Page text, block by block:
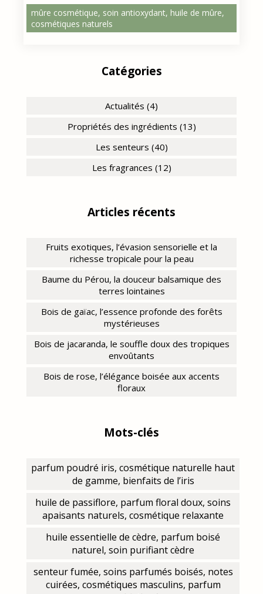
mûre cosmétique, soin antioxydant, huile de mûre,
cosmétiques naturels
Catégories
Actualités (4)
Propriétés des ingrédients (13)
Les senteurs (40)
Les fragrances (12)
Articles récents
Fruits exotiques, l’évasion sensorielle et la
richesse tropicale pour la peau
Baume du Pérou, la douceur balsamique des
terres lointaines
Bois de gaïac, l’essence profonde des forêts
mystérieuses
Bois de jacaranda, le souffle doux des tropiques
envoûtants
Bois de rose, l’élégance boisée aux accents
floraux
Mots-clés
parfum poudré iris, cosmétique naturelle haut
de gamme, bienfaits de l’iris
huile de passiflore, parfum floral doux, soins
apaisants naturels, cosmétique relaxante
huile essentielle de cèdre, parfum boisé
naturel, soin purifiant cèdre
senteur fumée, soins parfumés boisés, notes
cuirées, cosmétiques masculins, parfum